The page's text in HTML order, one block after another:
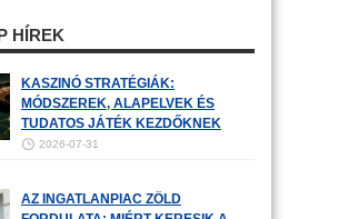
HÍREK
KASZINÓ STRATÉGIÁK:
MÓDSZEREK, ALAPELVEK ÉS
TUDATOS JÁTÉK KEZDŐKNEK
2026-07-31
AZ INGATLANPIAC ZÖLD